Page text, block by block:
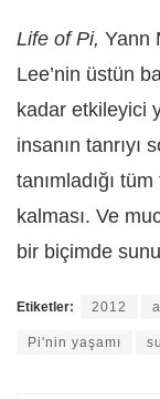
Life of Pi, Yann
Lee’nin üstün
kadar etkileyici
insanın tanrıyı
tanımladığı
kalması. Ve
bir biçimde
Etiketler: 2012
Pi'nin yaşamı